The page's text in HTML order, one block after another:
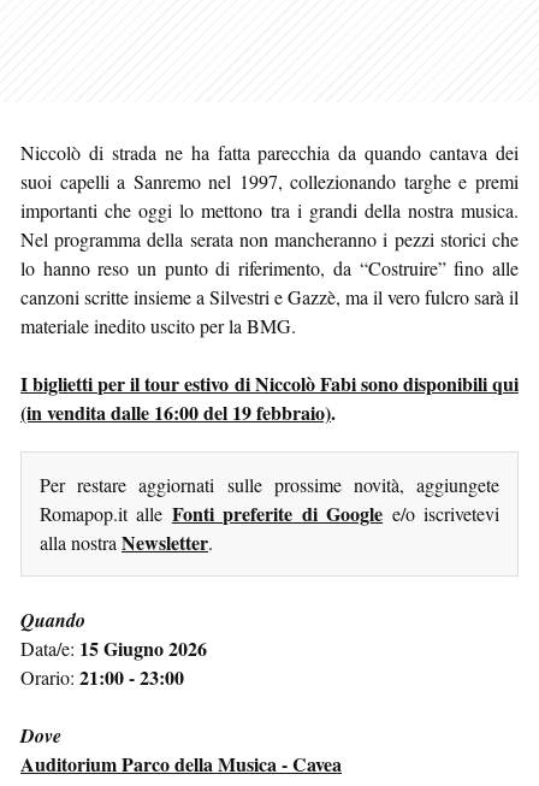
Niccolò di strada ne ha fatta parecchia da quando cantava dei
suoi capelli a Sanremo nel 1997, collezionando targhe e premi
importanti che oggi lo mettono tra i grandi della nostra musica.
Nel programma della serata non mancheranno i pezzi storici che
lo hanno reso un punto di riferimento, da “Costruire” fino alle
canzoni scritte insieme a Silvestri e Gazzè, ma il vero fulcro sarà il
materiale inedito uscito per la BMG.
I biglietti per il tour estivo di Niccolò Fabi sono disponibili qui
(in vendita dalle 16:00 del 19 febbraio).
Per restare aggiornati sulle prossime novità, aggiungete
Romapop.it alle Fonti preferite di Google e/o iscrivetevi
alla nostra Newsletter.
Quando
Data/e: 15 Giugno 2026
Orario: 21:00 - 23:00
Dove
Auditorium Parco della Musica - Cavea